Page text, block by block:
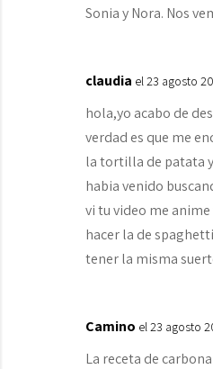
Sonia y Nora. Nos
claudia el 23 agosto
hola,yo acabo de
verdad es que me
la tortilla de patata
habia venido
vi tu video me
hacer la de
tener la misma
Camino el 23 agosto
La receta de